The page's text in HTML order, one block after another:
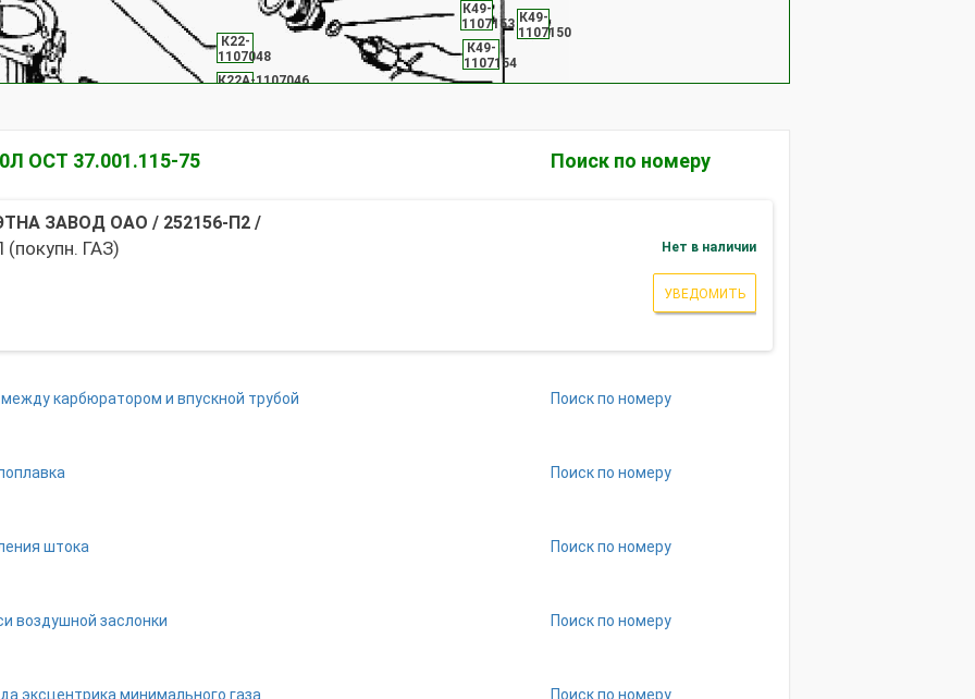
К49-
1107150
К49-
1107153
К49-
1107154
К22-
1107048
К22А-1107046
ОСТ 37.001.115-75 Поиск по номеру
ЗАВОД ОАО / 252156-П2/
ГАЗ) Нет в наличии
УВЕДОМИТЬ
карбюратором и впускной трубой Поиск по номеру
Поиск по номеру
штока Поиск по номеру
воздушной заслонки Поиск по номеру
эксцентрика минимального газа Поиск по номеру